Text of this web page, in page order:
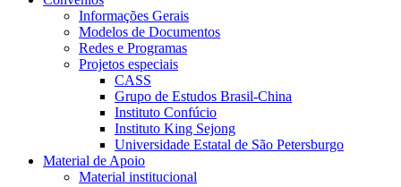
Informações Gerais
Modelos de Documentos
Redes e Programas
Projetos especiais
CASS
Grupo de Estudos Brasil-China
Instituto Confúcio
Instituto King Sejong
Universidade Estatal de São Petersburgo
Material de Apoio
Material institucional